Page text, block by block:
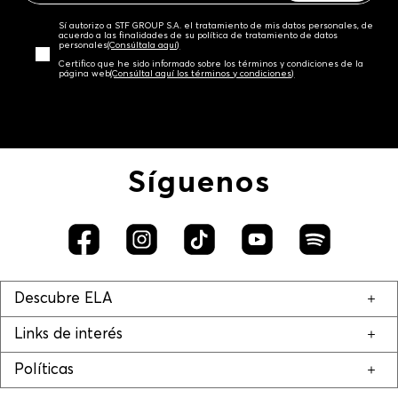
Sí autorizo a STF GROUP S.A. el tratamiento de mis datos personales, de
acuerdo a las finalidades de su política de tratamiento de datos
personales‎(Consúltala aquí)
Certifico que he sido informado sobre los términos y condiciones de la
página web‎(Consúltal aquí los términos y condiciones)
Síguenos
Descubre ELA
Links de interés
Políticas